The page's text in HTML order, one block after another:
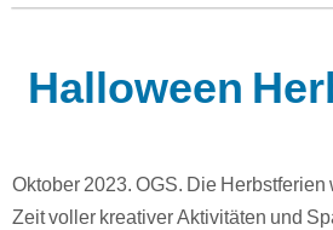
Halloween
Oktober 2023. OGS. Die
Zeit voller kreativer Aktivitäten und